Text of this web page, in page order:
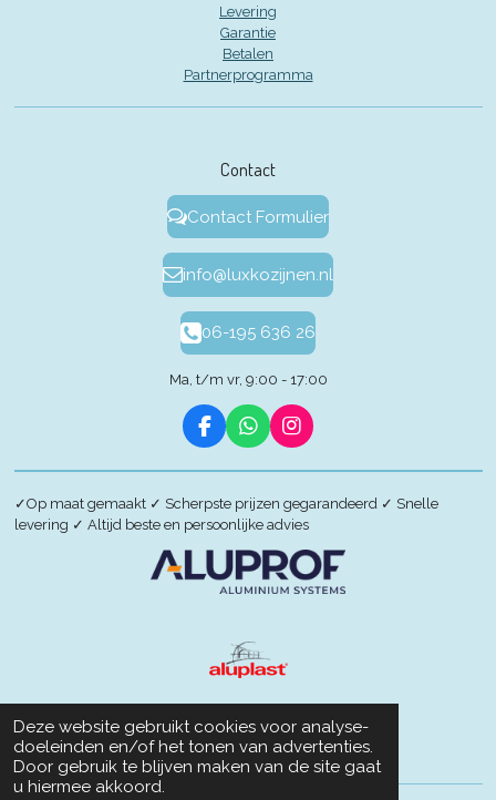
Deze website gebruikt cookies voor analyse-
doeleinden en/of het tonen van advertenties.
Door gebruik te blijven maken van de site gaat
u hiermee akkoord.
Levering
Garantie
Betalen
Partnerprogramma
Contact
Contact Formulier
info@luxkozijnen.nl
06-195 636 26
Ma, t/m vr, 9:00 - 17:00
F
a
c
b
o
o
k
W
h
a
t
s
A
p
p
I
n
s
a
g
r
a
m
✓Op maat gemaakt ✓ Scherpste prijzen gegarandeerd ✓ Snelle
levering ✓ Altijd beste en persoonlijke advies